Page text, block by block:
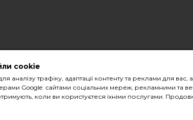
cookie
аналізу трафіку, адаптації контенту та реклами для
Google: сайтами соціальних мереж, рекламними
коли ви користуєтеся їхніми послугами.